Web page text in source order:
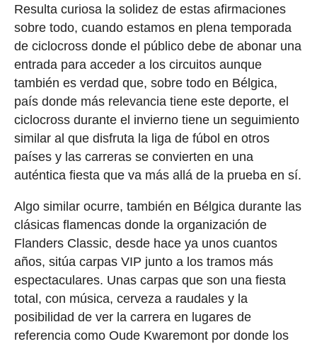
Resulta curiosa la solidez de estas afirmaciones
sobre todo, cuando estamos en plena temporada
de ciclocross donde el público debe de abonar una
entrada para acceder a los circuitos aunque
también es verdad que, sobre todo en Bélgica,
país donde más relevancia tiene este deporte, el
ciclocross durante el invierno tiene un seguimiento
similar al que disfruta la liga de fúbol en otros
países y las carreras se convierten en una
auténtica fiesta que va más allá de la prueba en sí.
Algo similar ocurre, también en Bélgica durante las
clásicas flamencas donde la organización de
Flanders Classic, desde hace ya unos cuantos
años, sitúa carpas VIP junto a los tramos más
espectaculares. Unas carpas que son una fiesta
total, con música, cerveza a raudales y la
posibilidad de ver la carrera en lugares de
referencia como Oude Kwaremont por donde los